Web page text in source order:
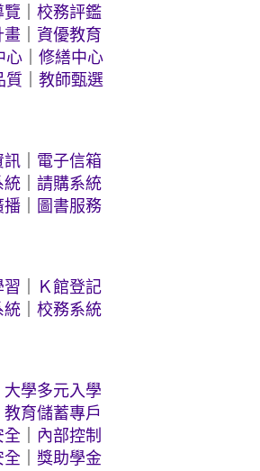
覽
校務評鑑
畫
資優教育
心
修繕中心
質 教師甄選
訊
電子信箱
統
請購系統
播 圖書服務
習
Ｋ館登記
統 校務系統
大學多元入學
教育儲蓄專戶
全
內部控制
全 獎助學金